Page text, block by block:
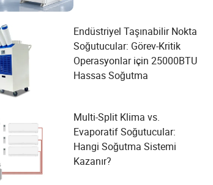
Endüstriyel Taşınabilir Nokta
Soğutucular: Görev-Kritik
Operasyonlar için 25000BTU
Hassas Soğutma
Multi-Split Klima vs.
Evaporatif Soğutucular:
Hangi Soğutma Sistemi
Kazanır?